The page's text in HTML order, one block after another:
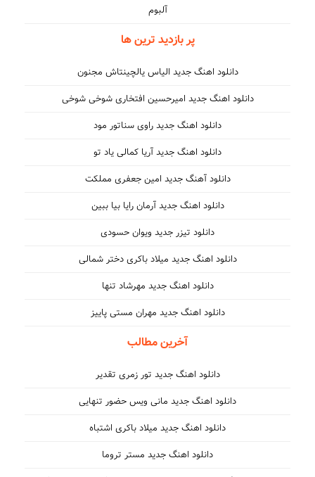
آلبوم
پر بازدید ترین ها
دانلود اهنگ جدید الیاس یالچینتاش مجنون
دانلود اهنگ جدید امیرحسین افتخاری شوخی شوخی
دانلود اهنگ جدید راوی سناتور مود
دانلود اهنگ جدید آریا کمالی یاد تو
دانلود آهنگ جدید امین جعفری مملکت
دانلود اهنگ جدید آرمان رایا بیا ببین
دانلود تیزر جدید ویوان حسودی
دانلود اهنگ جدید میلاد باکری دختر شمالی
دانلود اهنگ جدید مهرشاد تنها
دانلود اهنگ جدید مهران مستی پاییز
آخرین مطالب
دانلود اهنگ جدید تور زمری تقدیر
دانلود اهنگ جدید مانی ویس حضور تنهایی
دانلود اهنگ جدید میلاد باکری اشتباه
دانلود اهنگ جدید مستر تروما